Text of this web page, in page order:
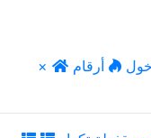
×
أرقام